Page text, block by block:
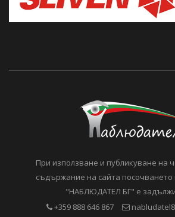
При използване и публикуване на
съдържание на сайта посочването
"НАБЛЮДАТЕЛ БГ" е
+359 888 646 867